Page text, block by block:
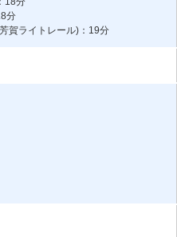
分
賀ライトレール)：19分